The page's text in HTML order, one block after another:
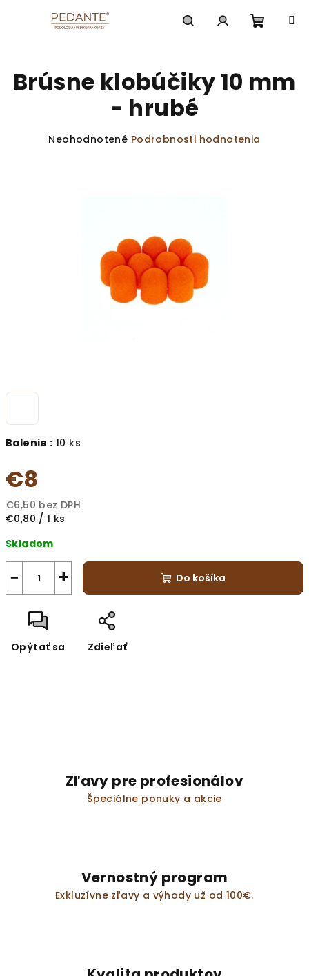
košík
Balenie : 10 ks
€8
€6,50 bez DPH
Jednotková
€0,80 / 1 ks
Skladom
+
− Do košíka
Opýtať sa Zdieľať
Brúsne klobúčiky 10 mm
- hrubé
Priemerné
Neohodnotené Podrobnosti hodnotenia
Zľavy pre profesionálov
Špeciálne ponuky a akcie
Vernostný program
Exkluzívne zľavy a výhody už od 100€.